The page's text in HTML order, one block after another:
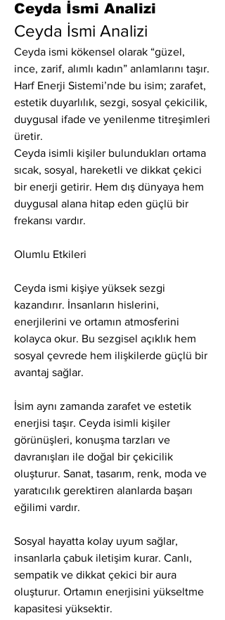
Ceyda İsmi Analizi
Ceyda İsmi Analizi
Ceyda ismi kökensel olarak “güzel,
ince, zarif, alımlı kadın” anlamlarını taşır.
Harf Enerji Sistemi’nde bu isim; zarafet,
estetik duyarlılık, sezgi, sosyal çekicilik,
duygusal ifade ve yenilenme titreşimleri
üretir.
Ceyda isimli kişiler bulundukları ortama
sıcak, sosyal, hareketli ve dikkat çekici
bir enerji getirir. Hem dış dünyaya hem
duygusal alana hitap eden güçlü bir
frekansı vardır.
Olumlu Etkileri
Ceyda ismi kişiye yüksek sezgi
kazandırır. İnsanların hislerini,
enerjilerini ve ortamın atmosferini
kolayca okur. Bu sezgisel açıklık hem
sosyal çevrede hem ilişkilerde güçlü bir
avantaj sağlar.
İsim aynı zamanda zarafet ve estetik
enerjisi taşır. Ceyda isimli kişiler
görünüşleri, konuşma tarzları ve
davranışları ile doğal bir çekicilik
oluşturur. Sanat, tasarım, renk, moda ve
yaratıcılık gerektiren alanlarda başarı
eğilimi vardır.
Sosyal hayatta kolay uyum sağlar,
insanlarla çabuk iletişim kurar. Canlı,
sempatik ve dikkat çekici bir aura
oluşturur. Ortamın enerjisini yükseltme
kapasitesi yüksektir.